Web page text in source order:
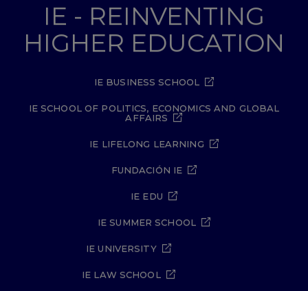
IE - REINVENTING
HIGHER EDUCATION
IE BUSINESS SCHOOL
IE SCHOOL OF POLITICS, ECONOMICS AND GLOBAL
AFFAIRS
IE LIFELONG LEARNING
FUNDACIÓN IE
IE EDU
IE SUMMER SCHOOL
IE UNIVERSITY
IE LAW SCHOOL